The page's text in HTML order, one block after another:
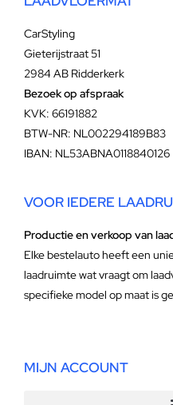
CarStyling
Gieterijstraat 51
2984 AB Ridderkerk
Bezoek op afspraak
KVK: 66191882
BTW-NR: NL002294189B83
IBAN: NL53ABNA0118840126
VOOR IEDERE
Productie en verkoop van
Elke bestelauto heeft een
laadruimte wat vraagt om
specifieke model op maat is
MIJN ACCOUNT